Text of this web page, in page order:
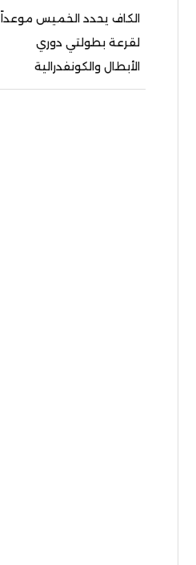
الكاف يحدد الخميس موعداً
لقرعة بطولتي دوري
الأبطال والكونفدرالية